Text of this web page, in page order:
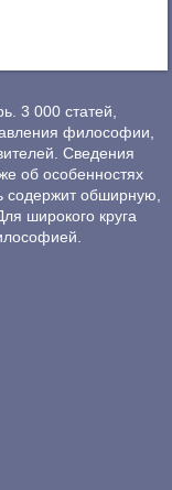
3 000 статей,
философии,
Сведения
об особенностях
содержит обширную,
широкого круга